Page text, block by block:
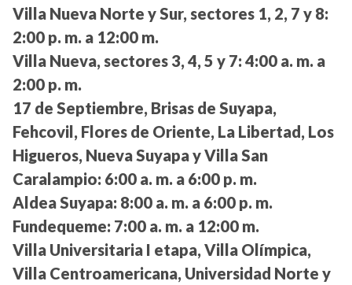
Villa Nueva Norte y Sur, sectores 1, 2, 7 y 8:
2:00 p. m. a 12:00 m.
Villa Nueva, sectores 3, 4, 5 y 7: 4:00 a. m. a
2:00 p. m.
17 de Septiembre, Brisas de Suyapa,
Fehcovil, Flores de Oriente, La Libertad, Los
Higueros, Nueva Suyapa y Villa San
Caralampio: 6:00 a. m. a 6:00 p. m.
Aldea Suyapa: 8:00 a. m. a 6:00 p. m.
Fundequeme: 7:00 a. m. a 12:00 m.
Villa Universitaria I etapa, Villa Olímpica,
Villa Centroamericana, Universidad Norte y